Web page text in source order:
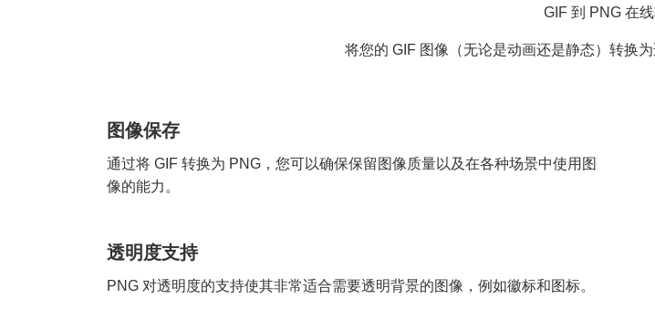
GIF 到 PNG 在
将您的 GIF 图像（无论是动画还是静态）转换
图像保存
通过将 GIF 转换为 PNG，您可以确保保留图像质量以及在各种场景中使用图
像的能力。
透明度支持
PNG 对透明度的支持使其非常适合需要透明背景的图像，例如徽标和图标。